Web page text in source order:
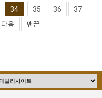
34 35 36
37
다음 맨끝